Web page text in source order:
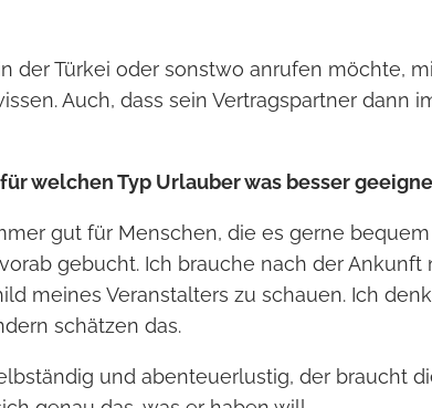
der Türkei oder sonstwo anrufen möchte,
Auch, dass sein Vertragspartner dann
welchen Typ Urlauber was besser
gut für Menschen, die es gerne
gebucht. Ich brauche nach der Ankunft
meines Veranstalters zu schauen. Ich
schätzen das.
und abenteuerlustig, der braucht